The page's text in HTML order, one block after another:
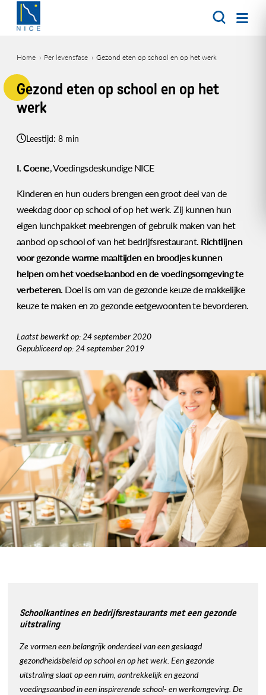
Overslaan
naar
inhoud
gaan
Home Per levensfase Gezond eten op school en op het werk
Gezond eten op school en op het
werk
Leestijd: 8 min
I. Coene, Voedingsdeskundige NICE
Kinderen en hun ouders brengen een groot deel van de
weekdag door op school of op het werk. Zij kunnen hun
eigen lunchpakket meebrengen of gebruik maken van het
aanbod op school of van het bedrijfsrestaurant. Richtlijnen
voor gezonde warme maaltijden en broodjes kunnen
helpen om het voedselaanbod en de voedingsomgeving te
verbeteren. Doel is om van de gezonde keuze de makkelijke
keuze te maken en zo gezonde eetgewoonten te bevorderen.
Laatst bewerkt op: 24 september 2020
Gepubliceerd op: 24 september 2019
Schoolkantines en bedrijfsrestaurants met een gezonde
uitstraling
Ze vormen een belangrijk onderdeel van een geslaagd
gezondheidsbeleid op school en op het werk. Een gezonde
uitstraling slaat op een ruim, aantrekkelijk en gezond
voedingsaanbod in een inspirerende school- en werkomgeving. De